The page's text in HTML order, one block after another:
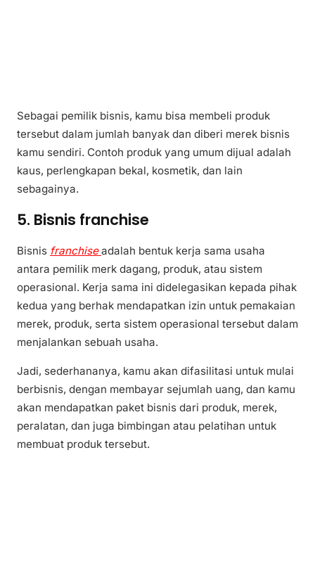
Sebagai pemilik bisnis, kamu bisa membeli produk
tersebut dalam jumlah banyak dan diberi merek bisnis
kamu sendiri. Contoh produk yang umum dijual adalah
kaus, perlengkapan bekal, kosmetik, dan lain
sebagainya.
5. Bisnis franchise
Bisnis franchise adalah bentuk kerja sama usaha
antara pemilik merk dagang, produk, atau sistem
operasional. Kerja sama ini didelegasikan kepada pihak
kedua yang berhak mendapatkan izin untuk pemakaian
merek, produk, serta sistem operasional tersebut dalam
menjalankan sebuah usaha.
Jadi, sederhananya, kamu akan difasilitasi untuk mulai
berbisnis, dengan membayar sejumlah uang, dan kamu
akan mendapatkan paket bisnis dari produk, merek,
peralatan, dan juga bimbingan atau pelatihan untuk
membuat produk tersebut.